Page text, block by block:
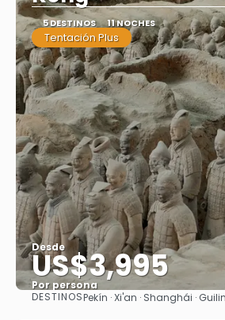
5 DESTINOS 11 NOCHES
Tentación Plus
Desde
US$3,995
Por persona
Ver
DESTINOSPekín · Xi'an · Shanghái ·